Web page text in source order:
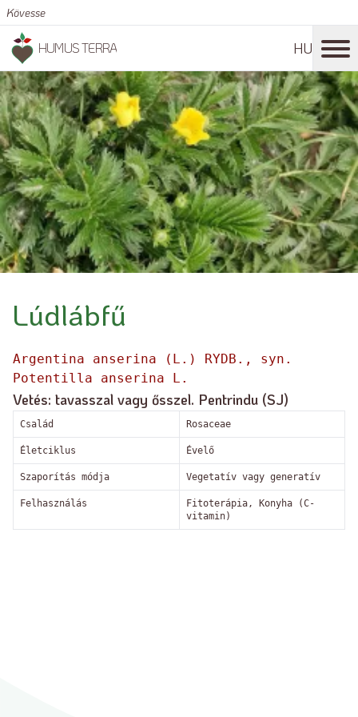
Kövesse
HUMUS TERRA HU
Lúdlábfű
Argentina anserina (L.) RYDB., syn.
Potentilla anserina L.
Vetés: tavasszal vagy ősszel. Pentrindu (SJ)
Család Rosaceae
Életciklus Évelő
Szaporítás módja Vegetatív vagy generatív
Felhasználás
Fitoterápia, Konyha (C-
vitamin)